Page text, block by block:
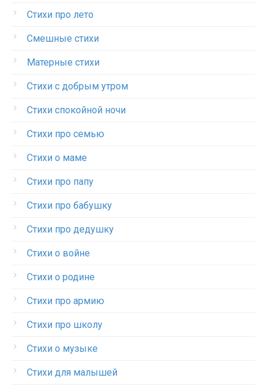
Стихи про лето
Смешные стихи
Матерные стихи
Стихи с добрым утром
Стихи спокойной ночи
Стихи про семью
Стихи о маме
Стихи про папу
Стихи про бабушку
Стихи про дедушку
Стихи о войне
Стихи о родине
Стихи про армию
Стихи про школу
Стихи о музыке
Стихи для малышей